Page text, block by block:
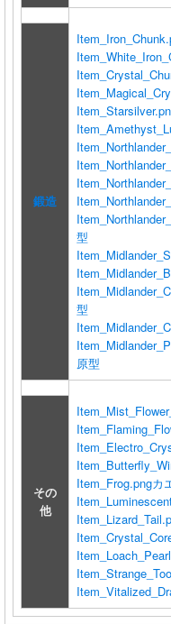
鍛造
型
型
原型
その
他
Item_Frog.pngカ